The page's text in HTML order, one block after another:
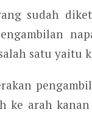
sudah
satu yaitu
ke arah